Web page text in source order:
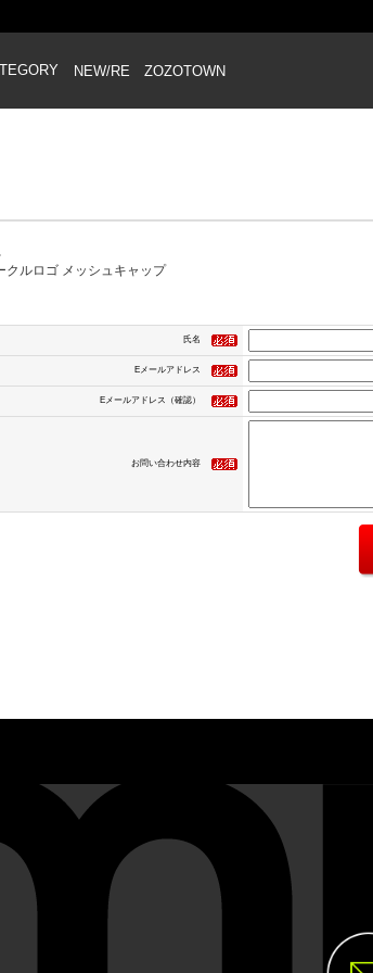
NEW/RE ZOZOTOWN
クルロゴ メッシュキャップ
氏名
Eメールアドレス
Eメールアドレス（確認）
お問い合わせ内容